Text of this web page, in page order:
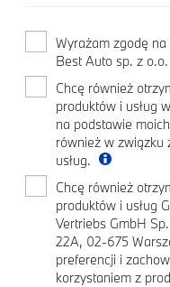
Wyrażam zgodę
Best Auto sp. z
Chcę również
produktów i usług
na podstawie
również w związku
usług.
Chcę również
produktów i usług
Vertriebs GmbH
22A, 02-675
preferencji i
korzystaniem z